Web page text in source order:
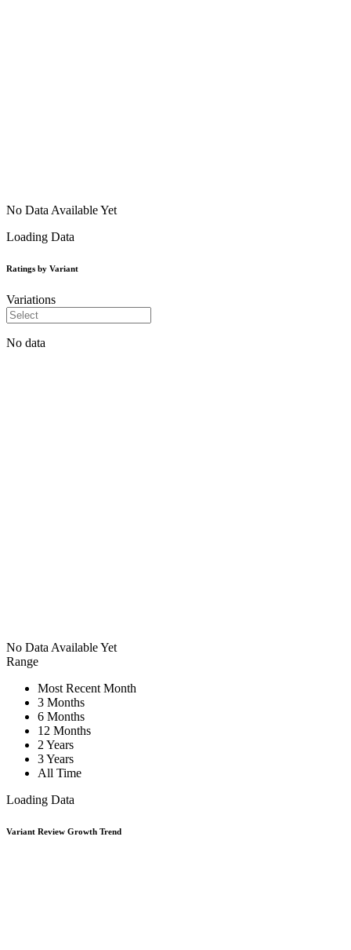
No Data Available Yet
Loading Data
Ratings by Variant
Variations
No data
No Data Available Yet
Range
Most Recent Month
3 Months
6 Months
12 Months
2 Years
3 Years
All Time
Loading Data
Variant Review Growth Trend